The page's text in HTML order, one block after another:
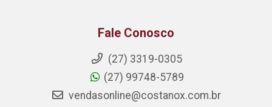
Fale Conosco
(27) 3319-0305
(27) 99748-5789
vendasonline@costanox.com.br